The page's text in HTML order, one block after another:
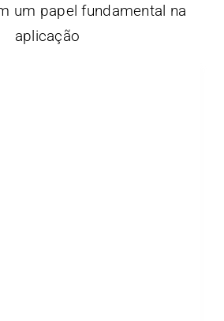
um papel fundamental na
aplicação